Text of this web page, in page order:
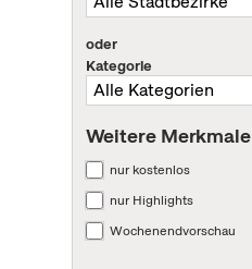
oder
Kategorie
Weitere Merkmale
nur kostenlos
nur Highlights
Wochenendvorschau